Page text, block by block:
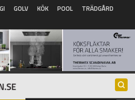
GOLV KÖK POOL
TRÄDGÅRD